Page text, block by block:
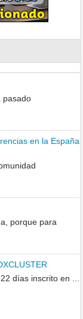
pasado
en la España
porque para
días inscrito en ...